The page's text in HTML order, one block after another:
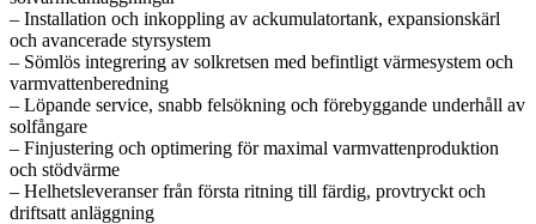
– Installation och inkoppling av ackumulatortank, expansionskärl
och avancerade styrsystem
– Sömlös integrering av solkretsen med befintligt värmesystem och
varmvattenberedning
– Löpande service, snabb felsökning och förebyggande underhåll av
solfångare
– Finjustering och optimering för maximal varmvattenproduktion
och stödvärme
– Helhetsleveranser från första ritning till färdig, provtryckt och
driftsatt anläggning